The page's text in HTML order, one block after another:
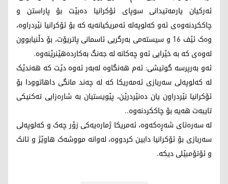
ئەرکیان یارمەتیدانی سوپای ئۆکرانیا دەبێت بۆ پاراستن و
چاککردنەوەی ئەو کەلوپەلە ئەمریکیانەیە کە بۆ ئۆکرانیا نێردراوە،
وەک ئێف 16 و سیستەمی بەرگریی ئاسمانی پاتریۆت، بۆ دڵنیابوون
لەوەی کە بە خێرایی ئەو چەکانە لە جەنگ بەکاردەهێنرێنەوە.
ئەو بەرپرسە گوتیشی: ئەم هەنگاوە لەبەر ئەوە دێت کە هەندێک
لە کەلوپەلی سەربازی ئەمەریکا کە لە چەند مانگی داهاتوودا بۆ
ئۆکرانیا نێردراون یان دەنێردرێن، پێویستیان بە شارەزایی تەکنیکی
تایبەت هەیە بۆ چاککردنەوە..
لە سەرەتای شەڕەکەوە، ئەمریکا ژمارەیەکی زۆر چەک و کەلوپەلی
سەربازی بۆ ئۆکرانیا دابین کردووە، لەوانە مووشەک هاوێژ و تانک
و ئۆتۆمبێلی دیکە.